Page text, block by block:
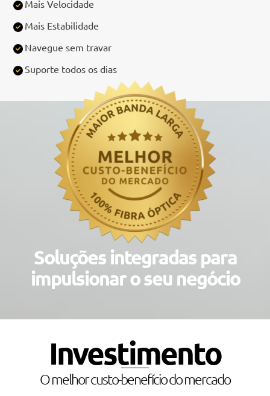
Mais Velocidade
Mais Estabilidade
Navegue sem travar
Suporte todos os dias
Soluções integradas para
impulsionar o seu negócio
Investimento
O melhor custo-benefício do mercado